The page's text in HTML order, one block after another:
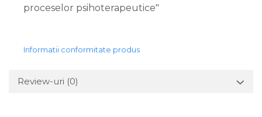
proceselor psihoterapeutice"
Informatii conformitate produs
Review-uri (0)